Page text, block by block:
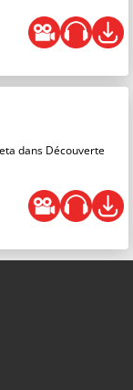
dans Découverte